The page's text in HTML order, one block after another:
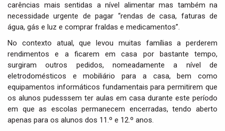
carências mais sentidas a nível alimentar mas também na
necessidade urgente de pagar “rendas de casa, faturas de
água, gás e luz e comprar fraldas e medicamentos”.
No contexto atual, que levou muitas famílias a perderem
rendimentos e a ficarem em casa por bastante tempo,
surgiram outros pedidos, nomeadamente a nível de
eletrodomésticos e mobiliário para a casa, bem como
equipamentos informáticos fundamentais para permitirem que
os alunos pudesssem ter aulas em casa durante este período
em que as escolas permanecem encerradas, tendo aberto
apenas para os alunos dos 11.º e 12.º anos.